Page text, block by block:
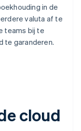
in de
valuta af te
teams bij te
te garanderen.
cloud